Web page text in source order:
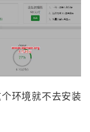
环境就不去安装